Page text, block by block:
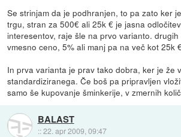
Se strinjam da je podhranjen, to pa zato ker
trgu, stran za 500€ ali 25k € je jasna
interesentov, raje šle na prvo varianto.
vmesno ceno, 5% ali manj pa na več kot 25k
In prva varianta je prav tako dobra, ker je že
standardiziranega. Če boš pa pripravljen
samo še kupovanje šminkerije, v zmernih
BALAST
::22. apr 2009, 09:47